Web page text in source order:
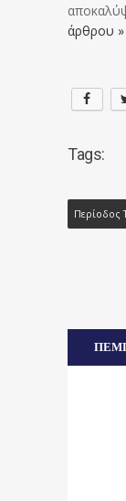
άρθρου »
Tags:
Περίοδος